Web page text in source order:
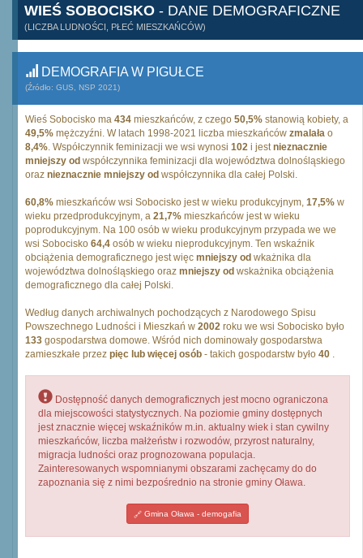
WIEŚ SOBOCISKO - DANE DEMOGRAFICZNE
(LICZBA LUDNOŚCI, PŁEĆ MIESZKAŃCÓW)
DEMOGRAFIA W PIGUŁCE
(Źródło: GUS, NSP 2021)
Wieś Sobocisko ma 434 mieszkańców, z czego 50,5% stanowią kobiety, a
49,5% mężczyźni. W latach 1998-2021 liczba mieszkańców zmalała o
8,4%. Współczynnik feminizacji we wsi wynosi 102 i jestnieznacznie
mniejszy od współczynnika feminizacji dla województwa dolnośląskiego
oraz nieznacznie mniejszy od współczynnika dla całej Polski.
60,8% mieszkańców wsi Sobocisko jest w wieku produkcyjnym, 17,5% w
wieku przedprodukcyjnym, a 21,7% mieszkańców jest w wieku
poprodukcyjnym. Na 100 osób w wieku produkcyjnym przypada we we
wsi Sobocisko 64,4 osób w wieku nieprodukcyjnym. Ten wskaźnik
obciążenia demograficznego jest więc mniejszy od wkażnika dla
województwa dolnośląskiego oraz mniejszy od wskażnika obciążenia
demograficznego dla całej Polski.
Według danych archiwalnych pochodzących z Narodowego Spisu
Powszechnego Ludności i Mieszkań w 2002 roku we wsi Sobocisko było
133 gospodarstwa domowe. Wśród nich dominowały gospodarstwa
zamieszkałe przez pięc lub więcej osób - takich gospodarstw było 40 .
Dostępność danych demograficznych jest mocno ograniczona
dla miejscowości statystycznych. Na poziomie gminy dostępnych
jest znacznie więcej wskaźników m.in. aktualny wiek i stan cywilny
mieszkańców, liczba małżeństw i rozwodów, przyrost naturalny,
migracja ludności oraz prognozowana populacja.
Zainteresowanych wspomnianymi obszarami zachęcamy do do
zapoznania się z nimi bezpośrednio na stronie gminy Oława.
Gmina Oława - demogafia